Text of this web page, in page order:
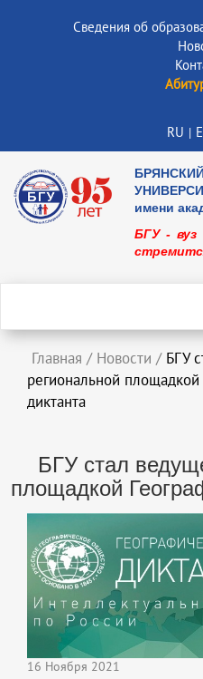
Сведения об
RU |
имени
БГУ -
Главная / Новости / БГУ
региональной площадкой
диктанта
БГУ стал
площадкой
16 Ноября 2021